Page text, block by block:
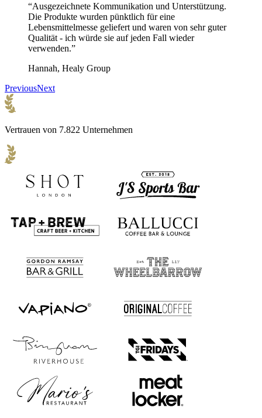
“Ausgezeichnete Kommunikation und Unterstützung.
Die Produkte wurden pünktlich für eine
Lebensmittelmesse geliefert und waren von sehr guter
Qualität - ich würde sie auf jeden Fall wieder
verwenden.”
Hannah, Healy Group
PreviousNext
Vertrauen von 7.822 Unternehmen